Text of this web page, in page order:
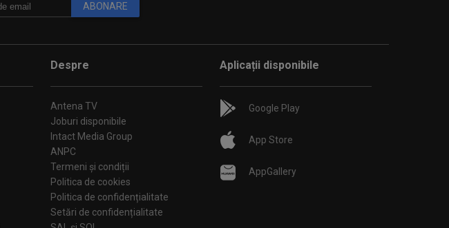
ABONARE
Despre
Antena TV
Joburi disponibile
Intact Media Group
ANPC
Termeni și condiții
Politica de cookies
Politica de confidențialitate
Setări de confidențialitate
Aplicații disponibile
Google Play
App Store
AppGallery